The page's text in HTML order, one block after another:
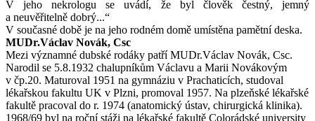
V jeho nekrologu se uvádí, že byl člověk čestný, jemný
a neuvěřitelně dobrý...“
V současné době je na jeho rodném domě umístěna pamětní deska.
MUDr.Václav Novák, Csc
Mezi významné dubské rodáky patří MUDr.Václav Novák, Csc.
Narodil se 5.8.1932 chalupníkům Václavu a Marii Novákovým
v čp.20. Maturoval 1951 na gymnáziu v Prachaticích, studoval
lékařskou fakultu UK v Plzni, promoval 1957. Na plzeňské lékařské
fakultě pracoval do r. 1974 (anatomický ústav, chirurgická klinika).
1968/69 byl na roční stáži na lékařské fakultě Colorádské university